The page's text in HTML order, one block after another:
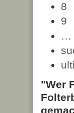
8
9
…
"Wer